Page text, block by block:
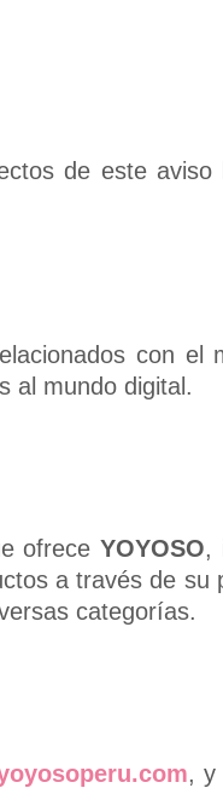
de este aviso
con el
al mundo digital.
ofrece YOYOSO,
a través de su
categorías.
, y